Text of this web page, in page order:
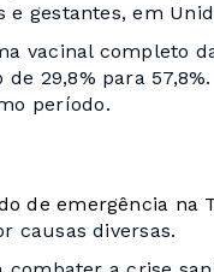
gestantes, em
vacinal completo
29,8% para
período.
de emergência na
causas diversas.